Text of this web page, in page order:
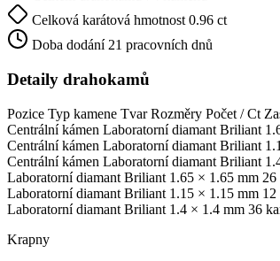
Celková karátová hmotnost 0.96 ct
Doba dodání 21 pracovních dnů
Detaily drahokamů
Pozice Typ kamene Tvar Rozměry Počet / Ct
Centrální kámen Laboratorní diamant Briliant
Centrální kámen Laboratorní diamant Briliant
Centrální kámen Laboratorní diamant Briliant
Laboratorní diamant Briliant 1.65 × 1.65 mm 26
Laboratorní diamant Briliant 1.15 × 1.15 mm 12
Laboratorní diamant Briliant 1.4 × 1.4 mm 36
Krapny